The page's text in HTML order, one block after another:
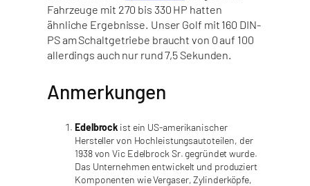
Fahrzeuge mit 270 bis 330 HP hatten
ähnliche Ergebnisse. Unser Golf mit 160 DIN-
PS am Schaltgetriebe braucht von 0 auf 100
allerdings auch nur rund 7,5 Sekunden.
Anmerkungen
Edelbrock ist ein US-amerikanischer
Hersteller von Hochleistungsautoteilen, der
1938 von Vic Edelbrock Sr. gegründet wurde.
Das Unternehmen entwickelt und produziert
Komponenten wie Vergaser, Zylinderköpfe,